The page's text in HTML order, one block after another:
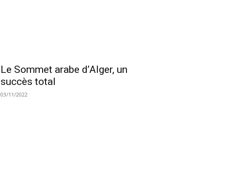
Le Sommet arabe d’Alger, un
succès total
03/11/2022